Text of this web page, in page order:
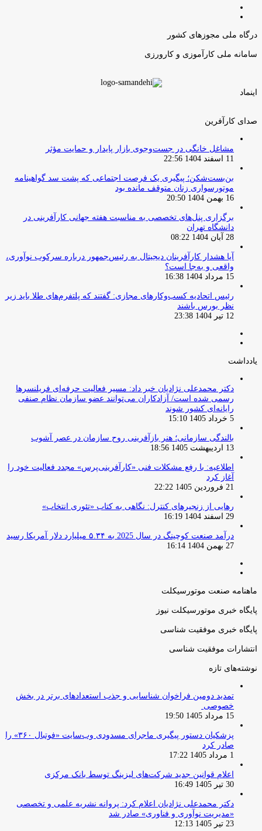
درگاه ملی مجوزهای کشور
سامانه ملی کارآموزی و کارورزی
اینماد
صدای کارآفرین
مشاغل خانگی در جست‌وجوی بازار پایدار و حمایت مؤثر
11 اسفند 1404 22:56
بن‌بست‌شکن؛ پیگیری یک فرصت اجتماعی که پشت سد گواهینامه
موتورسواری زنان متوقف مانده بود
16 بهمن 1404 20:50
برگزاری پنل‌های تخصصی به مناسبت هفته جهانی کارآفرینی در
دانشگاه تهران
28 آبان 1404 08:22
آیا هشدار کارآفرینان دیجیتال به رئیس‌جمهور درباره سرکوب نوآوری،
واقعی و به‌جا است؟
15 مرداد 1404 16:38
‏رئیس اتحادیه کسب‌وکارهای مجازی: گفتند که پلتفرم‌های طلا باید زیر
نظر بورس باشند
12 تیر 1404 23:38
یادداشت
دکتر محمدعلی نژادیان خبر داد: مسیر فعالیت حرفه‌ای فریلنسرها
رسمی شده است/ آزادکاران می‌توانند عضو سازمان نظام صنفی
رایانه‌ای کشور شوند
5 خرداد 1405 15:10
بالندگی سازمانی؛ هنر بازآفرینی روح سازمان در عصر آشوب
13 اردیبهشت 1405 18:56
اطلاعیه: با رفع مشکلات فنی «کارآفرینی‌پرس» مجدد فعالیت خود را
آغاز کرد
21 فروردین 1405 22:22
رهایی از زنجیرهای کنترل: نگاهی به کتاب «تئوری انتخاب»
29 اسفند 1404 16:19
درآمد صنعت کوچینگ در سال 2025 به ۵.۳۴ میلیارد دلار آمریکا رسید
27 بهمن 1404 16:14
ماهنامه صنعت موتورسیکلت
پایگاه خبری موتورسیکلت نیوز
پایگاه خبری موفقیت شناسی
انتشارات موفقیت شناسی
نوشته‌های تازه
تمدید دومین فراخوان شناسایی و جذب استعدادهای برتر در بخش
خصوصی
15 مرداد 1405 19:50
پزشکیان دستور پیگیری ماجرای مسدودی وب‌سایت «فوتبال ۳۶۰» را
صادر کرد
1 مرداد 1405 17:22
اعلام قوانین جدید شرکت‌های لیزینگ توسط بانک مرکزی
30 تیر 1405 16:49
دکتر محمدعلی نژادیان اعلام کرد: پروانه نشریه علمی و تخصصی
«مدیریت نوآوری و فناوری» صادر شد
23 تیر 1405 12:13